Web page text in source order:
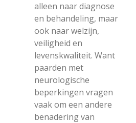
alleen naar diagnose
en behandeling, maar
ook naar welzijn,
veiligheid en
levenskwaliteit. Want
paarden met
neurologische
beperkingen vragen
vaak om een andere
benadering van